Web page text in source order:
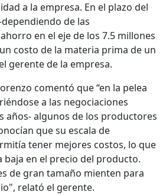
a la empresa. En el plazo del
de las
en el eje de los 7.5 millones
costo de la materia prima de un
gerente de la empresa.
comentó que “en la pelea
a las negociaciones
años- algunos de los productores
que su escala de
tener mejores costos, lo que
en el precio del producto.
de gran tamaño mienten para
relató el gerente.